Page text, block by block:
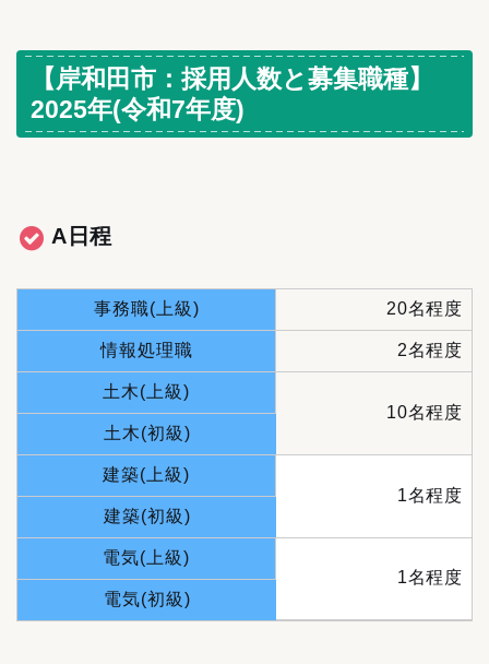
【岸和田市：採用人数と募集職種】
2025年(令和7年度)
A日程
事務職(上級) 20名程度
情報処理職 2名程度
土木(上級)
10名程度
土木(初級)
建築(上級)
1名程度
建築(初級)
電気(上級)
1名程度
電気(初級)